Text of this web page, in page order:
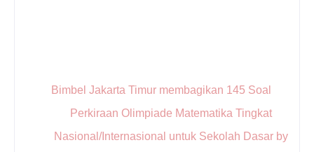
Bimbel Jakarta Timur membagikan 145 Soal
Perkiraan Olimpiade Matematika Tingkat
Nasional/Internasional untuk Sekolah Dasar by